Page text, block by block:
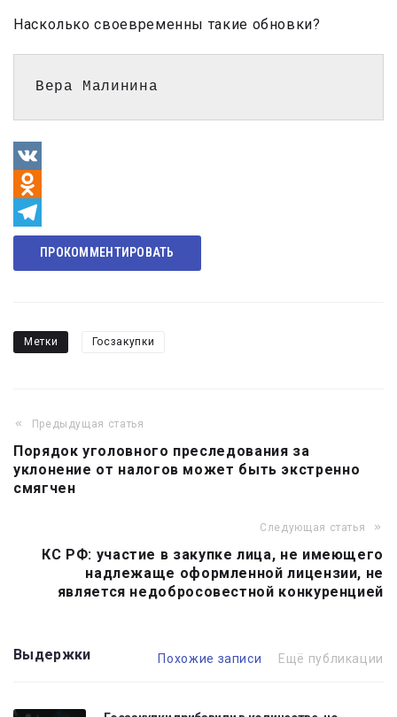
Насколько своевременны такие обновки?
Вера Малинина
VK
Odnoklassniki
Telegram
ПРОКОММЕНТИРОВАТЬ
Метки Госзакупки
Навигация
по
записям
Предыдущая статья
Порядок уголовного преследования за
уклонение от налогов может быть экстренно
смягчен
Следующая статья
КС РФ: участие в закупке лица, не имеющего
надлежаще оформленной лицензии, не
является недобросовестной конкуренцией
Выдержки Похожие записи Ещё публикации